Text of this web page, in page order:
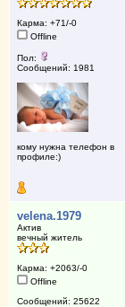
Карма: +71/-0
Offline
Пол:
Сообщений: 1981
кому нужна телефон в
профиле:)
velena.1979
Актив
вечный житель
Карма: +2063/-0
Offline
Сообщений: 25622